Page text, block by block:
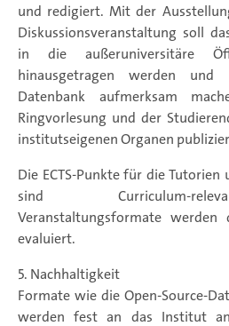
und redigiert. Mit der
Diskussionsveranstaltung soll
in die außeruniversitäre
hinausgetragen werden und
Datenbank aufmerksam
Ringvorlesung und der
institutseigenen Organen
Die ECTS-Punkte für die
sind Curriculum-
Veranstaltungsformate werden
evaluiert.
5. Nachhaltigkeit
Formate wie die Open-Source-
werden fest an das Institut